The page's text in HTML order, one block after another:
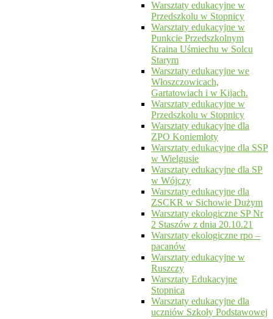
Warsztaty edukacyjne w
Przedszkolu w Stopnicy
Warsztaty edukacyjne w
Punkcie Przedszkolnym
Kraina Uśmiechu w Solcu
Starym
Warsztaty edukacyjne we
Włoszczowicach,
Gartatowiach i w Kijach.
Warsztaty edukacyjne w
Przedszkolu w Stopnicy
Warsztaty edukacyjne dla
ZPO Koniemłoty
Warsztaty edukacyjne dla SSP
w Wielgusie
Warsztaty edukacyjne dla SP
w Wójczy
Warsztaty edukacyjne dla
ZSCKR w Sichowie Dużym
Warsztaty ekologiczne SP Nr
2 Staszów z dnia 20.10.21
Warsztaty ekologiczne rpo –
pacanów
Warsztaty edukacyjne w
Ruszczy
Warsztaty Edukacyjne
Stopnica
Warsztaty edukacyjne dla
uczniów Szkoły Podstawowej